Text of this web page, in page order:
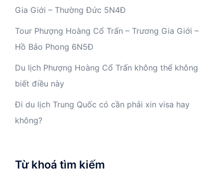
Gia Giới – Thường Đức 5N4Đ
Tour Phượng Hoàng Cổ Trấn – Trương Gia Giới –
Hồ Bảo Phong 6N5Đ
Du lịch Phượng Hoàng Cổ Trấn không thể không
biết điều này
Đi du lịch Trung Quốc có cần phải xin visa hay
không?
Từ khoá tìm kiếm